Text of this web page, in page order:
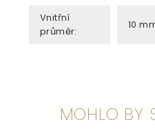
Vnitřní
průměr:
10
MOHLO BY